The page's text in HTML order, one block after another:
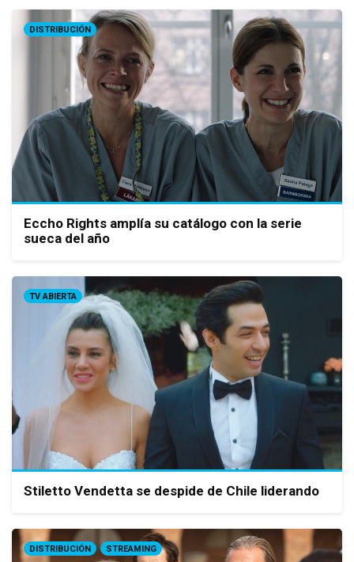
DISTRIBUCIÓN
Eccho Rights amplía su catálogo con la serie
sueca del año
TV ABIERTA
Stiletto Vendetta se despide de Chile liderando
DISTRIBUCIÓN STREAMING